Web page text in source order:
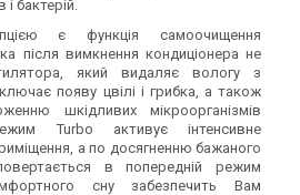
і бактерій.
є функція самоочищення
після вимкнення кондиціонера не
який видаляє вологу з
появу цвілі і грибка, а також
шкідливих мікроорганізмів
Turbo активує інтенсивне
а по досягненню бажаного
в попередній режим
сну забезпечить Вам